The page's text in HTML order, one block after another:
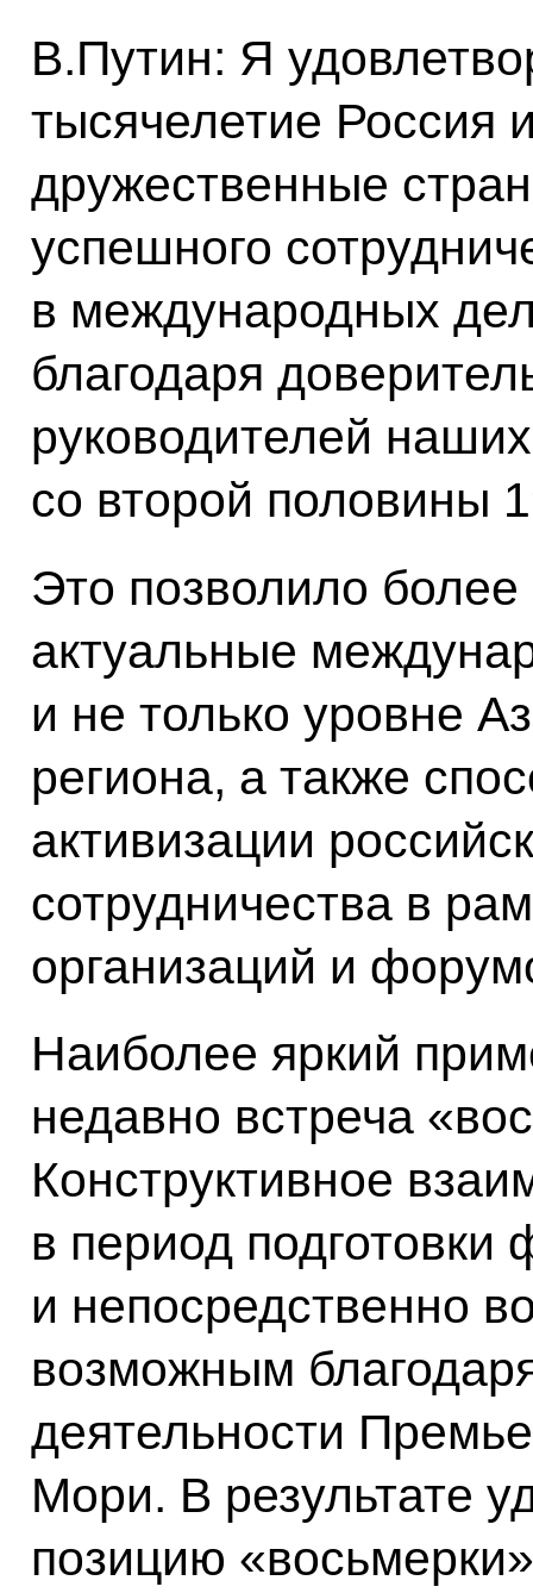
В.Путин: Я
тысячелетие Россия
дружественные
успешного
в международных
благодаря
руководителей
со второй половины
Это позволило
актуальные
и не только уровне
региона, а также
активизации
сотрудничества в
организаций и
Наиболее яркий
недавно встреча
Конструктивное
в период подготовки
и непосредственно
возможным
деятельности
Мори. В результате
позицию